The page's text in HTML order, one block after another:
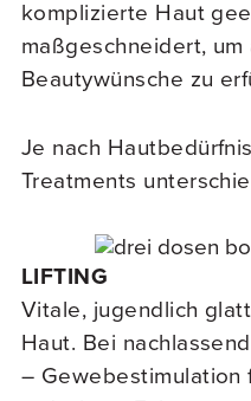
komplizierte Haut
maßgeschneidert,
Beautywünsche zu
Je nach
Treatments
LIFTING
Vitale, jugendlich
Haut. Bei
– Gewebestimulation